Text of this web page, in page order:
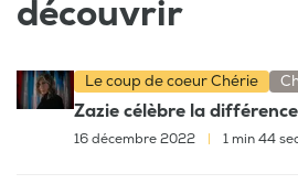
découvrir
Le coup de coeur Chérie
Zazie célèbre la
16 décembre 2022 1 min 44